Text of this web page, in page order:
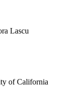
Lascu
of California